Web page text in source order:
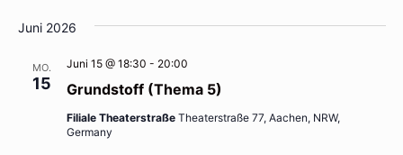
Juni 2026
MO.
15 Grundstoff (Thema 5)
Juni 15 @ 18:30 - 20:00
Filiale Theaterstraße Theaterstraße 77, Aachen, NRW,
Germany